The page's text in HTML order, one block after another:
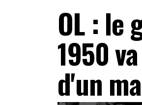
OL : le
1950
d'un